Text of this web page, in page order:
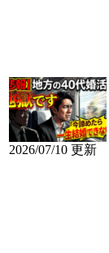
2026/07/10 更新